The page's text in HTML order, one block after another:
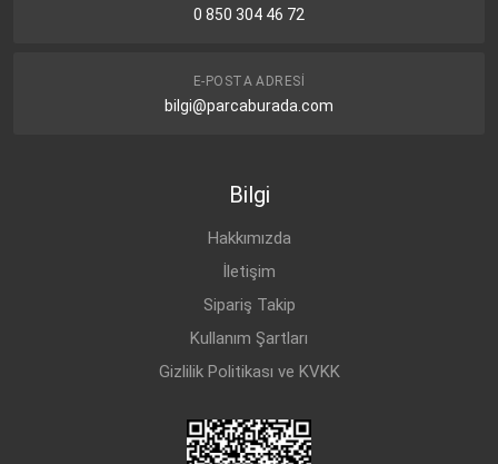
0 850 304 46 72
E-POSTA ADRESI
bilgi@parcaburada.com
Bilgi
Hakkımızda
İletişim
Sipariş Takip
Kullanım Şartları
Gizlilik Politikası ve KVKK